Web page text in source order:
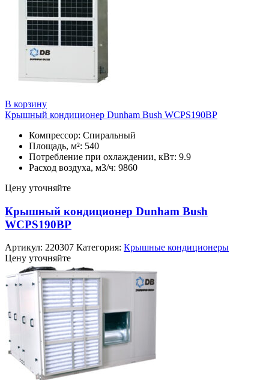
В корзину
Крышный кондиционер Dunham Bush WCPS190BP
Компрессор: Спиральный
Площадь, м²: 540
Потребление при охлаждении, кВт: 9.9
Расход воздуха, м3/ч: 9860
Цену уточняйте
Крышный кондиционер Dunham Bush
WCPS190BP
Артикул: 220307 Категория: Крышные кондиционеры
Цену уточняйте